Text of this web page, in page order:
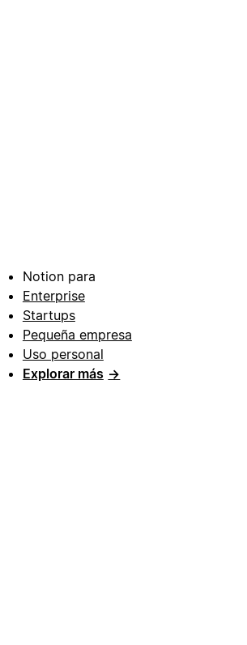
Notion para
Enterprise
Startups
Pequeña empresa
Uso personal
Explorar más →